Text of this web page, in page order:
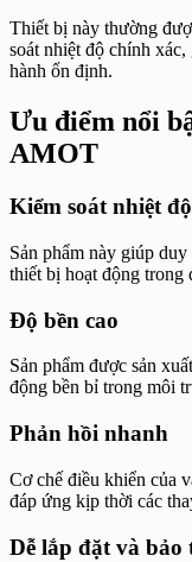
Thiết bị này thường
soát nhiệt độ chính
hành ổn định.
Ưu điểm nổi
AMOT
Kiểm soát nhiệt
Sản phẩm này giúp
thiết bị hoạt động trong
Độ bền cao
Sản phẩm được sản
động bền bỉ trong môi
Phản hồi nhanh
Cơ chế điều khiển của
đáp ứng kịp thời các
Dễ lắp đặt và bảo